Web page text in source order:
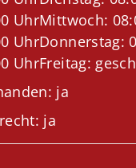
UhrMittwoch:
UhrDonnerstag:
UhrFreitag:
ja
ja